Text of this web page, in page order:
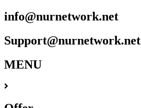
info@nurnetwork.net
Support@nurnetwork.net
MENU